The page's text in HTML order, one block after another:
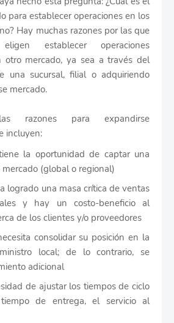
para establecer operaciones en los
Hay muchas razones por las que
establecer operaciones
otro mercado, ya sea a través del
una sucursal, filial o adquiriendo
mercado.
razones para expandirse
incluyen:
la oportunidad de captar una
(global o regional)
logrado una masa crítica de ventas
y hay un costo-beneficio al
de los clientes y/o proveedores
consolidar su posición en la
local; de lo contrario, se
adicional
de ajustar los tiempos de ciclo
de entrega, el servicio al